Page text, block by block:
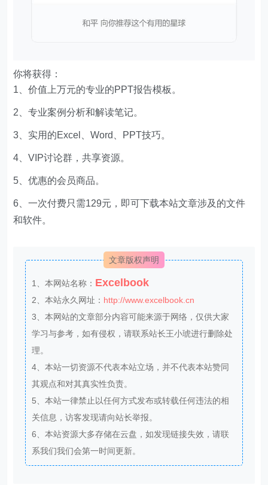
5、优惠的会员商品。
6、一次付费只需129元，即可下载本站文章涉及的文件
文章版权声明
1、本网站名称：Excelbook
2、本站永久网址：http://www.excelbook.cn
3、本网站的文章部分内容可能来源于网络，仅供大家
4、本站一切资源不代表本站立场，并不代表本站赞同
其观点和对其真实性负责。
5、本站一律禁止以任何方式发布或转载任何违法的相
关信息，访客发现请向站长举报。
6、本站资源大多存储在云盘，如发现链接失效，请联
系我们我们会第一时间更新。
THE END
分享